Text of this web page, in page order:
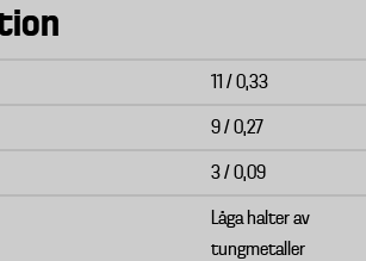
11 / 0,33
9 / 0,27
3 / 0,09
Låga halter av
tungmetaller